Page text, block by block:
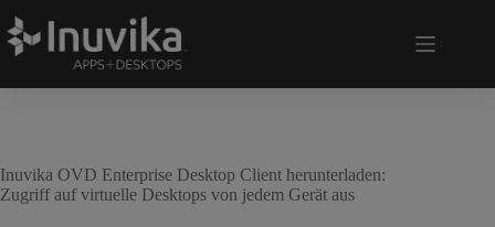
Inuvika OVD Enterprise Desktop Client herunterladen:
Zugriff auf virtuelle Desktops von jedem Gerät aus